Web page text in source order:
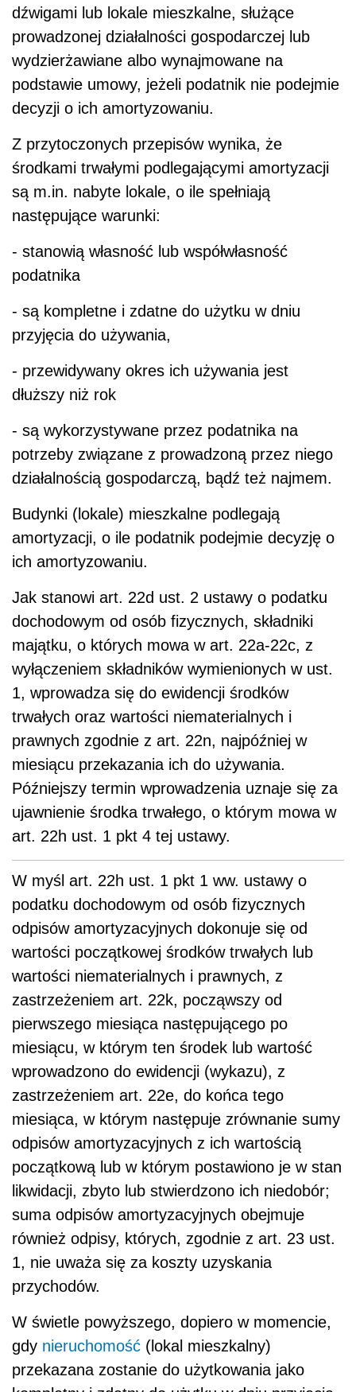
dźwigami lub lokale mieszkalne, służące
prowadzonej działalności gospodarczej lub
wydzierżawiane albo wynajmowane na
podstawie umowy, jeżeli podatnik nie podejmie
decyzji o ich amortyzowaniu.
Z przytoczonych przepisów wynika, że
środkami trwałymi podlegającymi amortyzacji
są m.in. nabyte lokale, o ile spełniają
następujące warunki:
- stanowią własność lub współwłasność
podatnika
- są kompletne i zdatne do użytku w dniu
przyjęcia do używania,
- przewidywany okres ich używania jest
dłuższy niż rok
- są wykorzystywane przez podatnika na
potrzeby związane z prowadzoną przez niego
działalnością gospodarczą, bądź też najmem.
Budynki (lokale) mieszkalne podlegają
amortyzacji, o ile podatnik podejmie decyzję o
ich amortyzowaniu.
Jak stanowi art. 22d ust. 2 ustawy o podatku
dochodowym od osób fizycznych, składniki
majątku, o których mowa w art. 22a-22c, z
wyłączeniem składników wymienionych w ust.
1, wprowadza się do ewidencji środków
trwałych oraz wartości niematerialnych i
prawnych zgodnie z art. 22n, najpóźniej w
miesiącu przekazania ich do używania.
Późniejszy termin wprowadzenia uznaje się za
ujawnienie środka trwałego, o którym mowa w
art. 22h ust. 1 pkt 4 tej ustawy.
W myśl art. 22h ust. 1 pkt 1 ww. ustawy o
podatku dochodowym od osób fizycznych
odpisów amortyzacyjnych dokonuje się od
wartości początkowej środków trwałych lub
wartości niematerialnych i prawnych, z
zastrzeżeniem art. 22k, począwszy od
pierwszego miesiąca następującego po
miesiącu, w którym ten środek lub wartość
wprowadzono do ewidencji (wykazu), z
zastrzeżeniem art. 22e, do końca tego
miesiąca, w którym następuje zrównanie sumy
odpisów amortyzacyjnych z ich wartością
początkową lub w którym postawiono je w stan
likwidacji, zbyto lub stwierdzono ich niedobór;
suma odpisów amortyzacyjnych obejmuje
również odpisy, których, zgodnie z art. 23 ust.
1, nie uważa się za koszty uzyskania
przychodów.
W świetle powyższego, dopiero w momencie,
gdy nieruchomość (lokal mieszkalny)
przekazana zostanie do użytkowania jako